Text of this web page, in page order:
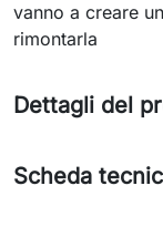
vanno a creare
rimontarla
Dettagli del
Scheda